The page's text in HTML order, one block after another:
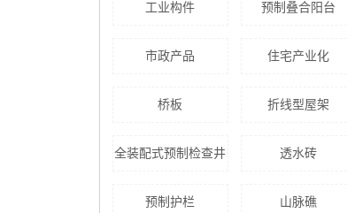
工业构件 预制叠合阳台
市政产品 住宅产业化
桥板 折线型屋架
全装配式预制检查井 透水砖
预制护栏 山脉礁